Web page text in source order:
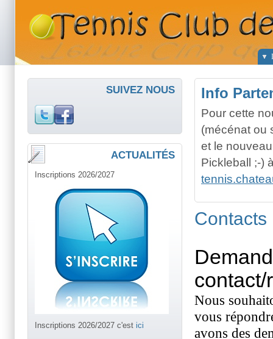
Info
Pour cette
(mécénat ou
et le
Pickleball ;-)
Contacts
SUIVEZ NOUS
ACTUALITÉS
Inscriptions 2026/2027
Inscriptions 2026/2027 c'estici
Demande Facture
Pour toute demande de facture,